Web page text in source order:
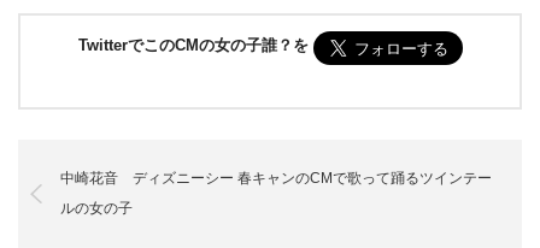
TwitterでこのCMの女の子誰？を
中崎花音 ディズニーシー 春キャンのCMで歌って踊るツインテー
ルの女の子